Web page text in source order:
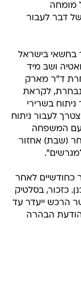
מומחה
דבר לעבור
בחשאי בישראל
ושב מיד
ד"ר מארק
לקראת
בשרירי
לעבור ניתוח
עם המשפחה
(שבת) אחזור
כחודשיים לאחר
כזכור, בסלטיק
הרכש ייעדר עד
הודעת הבהרה